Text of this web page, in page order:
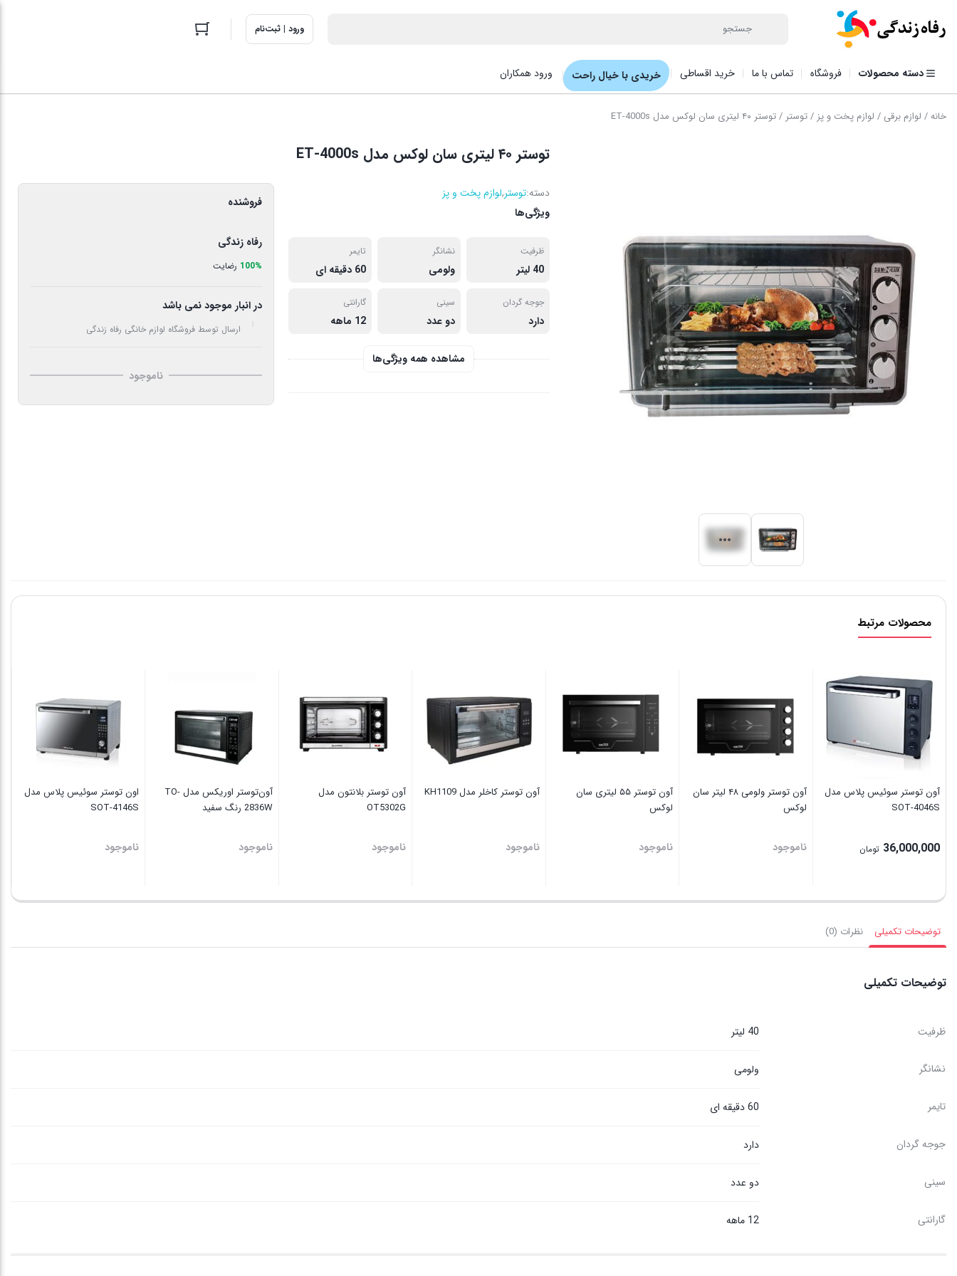
ورود | ثبت‌نام
دسته محصولات فروشگاه تماس با ما خرید اقساطی خریدی با خیال راحت ورود همکاران
خانه/ لوازم برقی / لوازم پخت و پز /توستر / توستر ۴۰ لیتری سان لوکس مدل ET-4000s
توستر ۴۰ لیتری سان لوکس مدل ET-4000s
دسته:توستر,لوازم پخت و پز
ویژگی‌ها
ظرفیت
40 لیتر
نشانگر
ولومی
تایمر
60 دقیقه ای
جوجه گردان
دارد
سینی
دو عدد
گارانتی
12 ماهه
مشاهده همه ویژگی‌ها
فروشنده
رفاه زندگی
100% رضایت
در انبار موجود نمی باشد
ارسال توسط فروشگاه لوازم خانگی رفاه زندگی
ناموجود
محصولات مرتبط
آون توستر سوئیس پلاس مدل
SOT-4046S
36,000,000 تومان
آون توستر ولومی ۴۸ لیتر سان
لوکس
ناموجود
آون توستر ۵۵ لیتری سان
لوکس
ناموجود
آون توستر کاخلر مدل KH1109
ناموجود
آون توستر بلانتون مدل
OT5302G
ناموجود
آون‌توستر اوریکس مدل TO-
2836W رنگ سفید
ناموجود
اون توستر سوئیس پلاس مدل
SOT-4146S
ناموجود
توضیحات تکمیلی نظرات (0)
توضیحات تکمیلی
ظرفیت 40 لیتر
نشانگر ولومی
تایمر 60 دقیقه ای
جوجه گردان دارد
سینی دو عدد
گارانتی 12 ماهه